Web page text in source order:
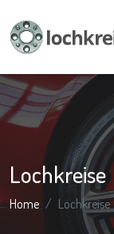
Lochkreise
Home Lochkreise